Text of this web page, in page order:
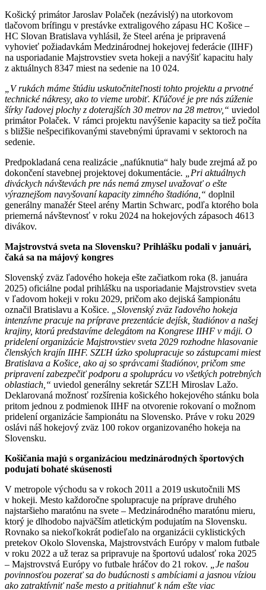
Košický primátor Jaroslav Polaček (nezávislý) na utorkovom
tlačovom brífingu v prestávke extraligového zápasu HC Košice –
HC Slovan Bratislava vyhlásil, že Steel aréna je pripravená
vyhovieť požiadavkám Medzinárodnej hokejovej federácie (IIHF)
na usporiadanie Majstrovstiev sveta hokeji a navýšiť kapacitu haly
z aktuálnych 8347 miest na sedenie na 10 024.
„V rukách máme štúdiu uskutočniteľnosti tohto projektu a prvotné
technické nákresy, ako to vieme urobiť. Kľúčové je pre nás zúženie
šírky ľadovej plochy z doterajších 30 metrov na 28 metrov,“ uviedol
primátor Polaček. V rámci projektu navýšenie kapacity sa tiež počíta
s bližšie nešpecifikovanými stavebnými úpravami v sektoroch na
sedenie.
Predpokladaná cena realizácie „nafúknutia“ haly bude zrejmá až po
dokončení stavebnej projektovej dokumentácie. „Pri aktuálnych
diváckych návštevách pre nás nemá zmysel uvažovať o ešte
výraznejšom navyšovaní kapacity zimného štadióna,“ doplnil
generálny manažér Steel arény Martin Schwarc, podľa ktorého bola
priemerná návštevnosť v roku 2024 na hokejových zápasoch 4613
divákov.
Majstrovstvá sveta na Slovensku? Prihlášku podali v januári,
čaká sa na májový kongres
Slovenský zväz ľadového hokeja ešte začiatkom roka (8. januára
2025) oficiálne podal prihlášku na usporiadanie Majstrovstiev sveta
v ľadovom hokeji v roku 2029, pričom ako dejiská šampionátu
označil Bratislavu a Košice.
„Slovenský zväz ľadového hokeja
intenzívne pracuje na príprave prezentácie dejísk, štadiónov a našej
krajiny, ktorú predstavíme delegátom na Kongrese IIHF v máji. O
pridelení organizácie Majstrovstiev sveta 2029 rozhodne hlasovanie
členských krajín IIHF. SZĽH úzko spolupracuje so zástupcami miest
Bratislava a Košice, ako aj so správcami štadiónov, pričom sme
pripravení zabezpečiť podporu a spoluprácu vo všetkých potrebných
oblastiach,“ uviedol generálny sekretár SZĽH Miroslav Lažo.
Deklarovaná možnosť rozšírenia košického hokejového stánku bola
pritom jednou z podmienok IIHF na otvorenie rokovaní o možnom
pridelení organizácie šampionátu na Slovensko. Práve v roku 2029
oslávi náš hokejový zväz 100 rokov organizovaného hokeja na
Slovensku.
Košičania majú s organizáciou medzinárodných športových
podujatí bohaté skúsenosti
V metropole východu sa v rokoch 2011 a 2019 uskutočnili MS
v hokeji. Mesto každoročne spolupracuje na príprave druhého
najstaršieho maratónu na svete – Medzinárodného maratónu mieru,
ktorý je dlhodobo najväčším atletickým podujatím na Slovensku.
Rovnako sa niekoľkokrát podieľalo na organizácii cyklistických
pretekov Okolo Slovenska, Majstrovstvách Európy v malom futbale
v roku 2022 a už teraz sa pripravuje na športovú udalosť roka 2025
– Majstrovstvá Európy vo futbale hráčov do 21 rokov.
„Je našou
povinnosťou pozerať sa do budúcnosti s ambíciami a jasnou víziou
ako zatraktívniť naše mesto a pritiahnuť k nám ešte viac